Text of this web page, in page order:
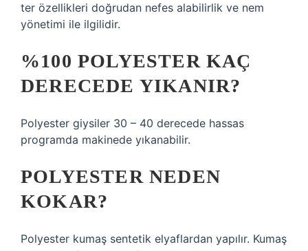
ter özellikleri doğrudan nefes alabilirlik ve nem
yönetimi ile ilgilidir.
%100 POLYESTER KAÇ
DERECEDE YIKANIR?
Polyester giysiler 30 – 40 derecede hassas
programda makinede yıkanabilir.
POLYESTER NEDEN
KOKAR?
Polyester kumaş sentetik elyaflardan yapılır. Kumaş